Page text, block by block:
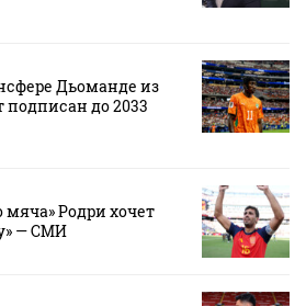
Дьоманде из
подписан до 2033
мяча» Родри хочет
— СМИ